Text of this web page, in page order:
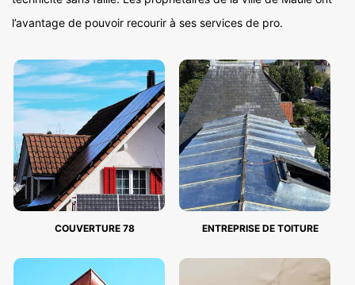
l’avantage de pouvoir recourir à ses services de pro.
COUVERTURE 78 ENTREPRISE DE TOITURE